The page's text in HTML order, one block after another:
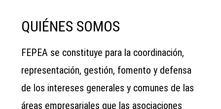
QUIÉNES SOMOS
FEPEA se constituye para la coordinación,
representación, gestión, fomento y defensa
de los intereses generales y comunes de las
áreas empresariales que las asociaciones